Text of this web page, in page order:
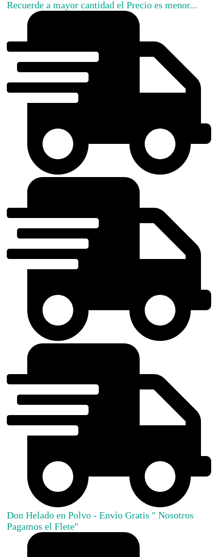
Recuerde a mayor cantidad el Precio es menor...
Don Helado en Polvo - Envío Gratis " Nosotros
Pagamos el Flete"